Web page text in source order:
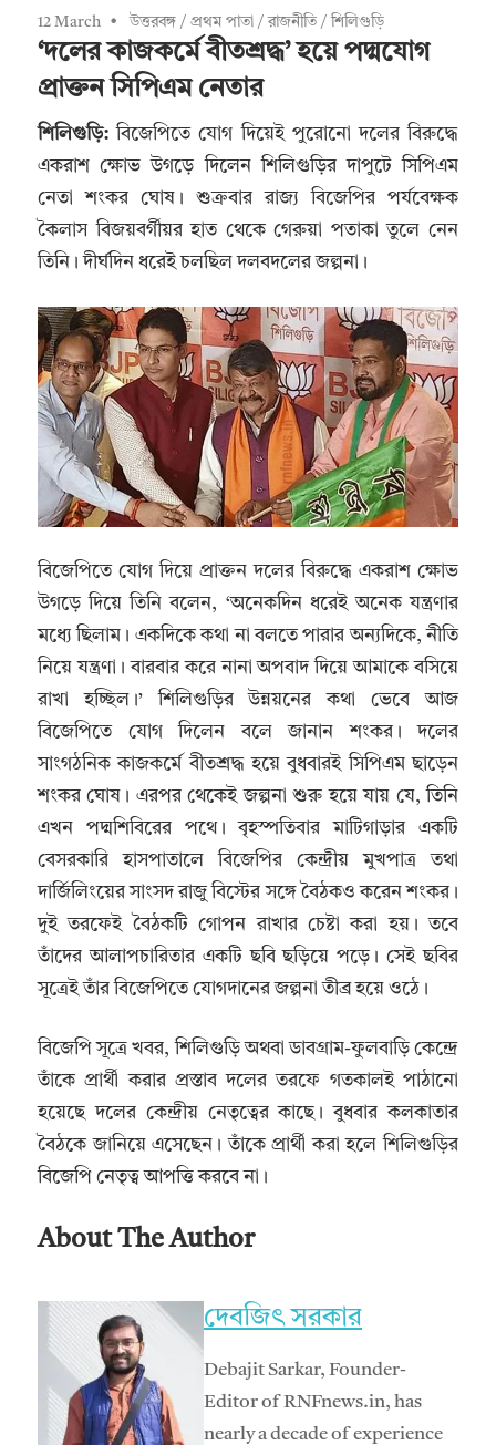
12 March উত্তরবঙ্গ / প্রথম পাতা /রাজনীতি /শিলিগুড়ি
‘দলের কাজকর্মে বীতশ্রদ্ধ’ হয়ে পদ্মযোগ
প্রাক্তন সিপিএম নেতার
শিলিগুড়ি: বিজেপিতে যোগ দিয়েই পুরোনো দলের বিরুদ্ধে
একরাশ ক্ষোভ উগড়ে দিলেন শিলিগুড়ির দাপুটে সিপিএম
নেতা শংকর ঘোষ। শুক্রবার রাজ্য বিজেপির পর্যবেক্ষক
কৈলাস বিজয়বর্গীয়র হাত থেকে গেরুয়া পতাকা তুলে নেন
তিনি। দীর্ঘদিন ধরেই চলছিল দলবদলের জল্পনা।
বিজেপিতে যোগ দিয়ে প্রাক্তন দলের বিরুদ্ধে একরাশ ক্ষোভ
উগড়ে দিয়ে তিনি বলেন, ‘অনেকদিন ধরেই অনেক যন্ত্রণার
মধ্যে ছিলাম। একদিকে কথা না বলতে পারার অন্যদিকে, নীতি
নিয়ে যন্ত্রণা। বারবার করে নানা অপবাদ দিয়ে আমাকে বসিয়ে
রাখা হচ্ছিল।’ শিলিগুড়ির উন্নয়নের কথা ভেবে আজ
বিজেপিতে যোগ দিলেন বলে জানান শংকর। দলের
সাংগঠনিক কাজকর্মে বীতশ্রদ্ধ হয়ে বুধবারই সিপিএম ছাড়েন
শংকর ঘোষ। এরপর থেকেই জল্পনা শুরু হয়ে যায় যে, তিনি
এখন পদ্মশিবিরের পথে। বৃহস্পতিবার মাটিগাড়ার একটি
বেসরকারি হাসপাতালে বিজেপির কেন্দ্রীয় মুখপাত্র তথা
দার্জিলিংয়ের সাংসদ রাজু বিস্টের সঙ্গে বৈঠকও করেন শংকর।
দুই তরফেই বৈঠকটি গোপন রাখার চেষ্টা করা হয়। তবে
তাঁদের আলাপচারিতার একটি ছবি ছড়িয়ে পড়ে। সেই ছবির
সূত্রেই তাঁর বিজেপিতে যোগদানের জল্পনা তীব্র হয়ে ওঠে।
বিজেপি সূত্রে খবর, শিলিগুড়ি অথবা ডাবগ্রাম-ফুলবাড়ি কেন্দ্রে
তাঁকে প্রার্থী করার প্রস্তাব দলের তরফে গতকালই পাঠানো
হয়েছে দলের কেন্দ্রীয় নেতৃত্বের কাছে। বুধবার কলকাতার
বৈঠকে জানিয়ে এসেছেন। তাঁকে প্রার্থী করা হলে শিলিগুড়ির
বিজেপি নেতৃত্ব আপত্তি করবে না।
About The Author
দেবজিৎ সরকার
Debajit Sarkar, Founder-
Editor of RNFnews.in, has
nearly a decade of experience